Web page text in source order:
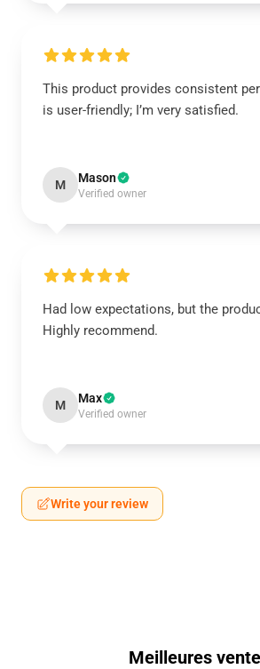
This product provides consistent
is user-friendly; I’m very satisfied.
M Mason
Verified owner
Had low expectations, but the
Highly recommend.
M Max
Verified owner
Write your review
Meilleures